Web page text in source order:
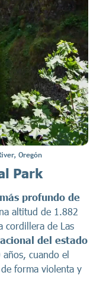
Oregón
Park
profundo de
altitud de 1.882
cordillera de Las
del estado
cuando el
forma violenta y